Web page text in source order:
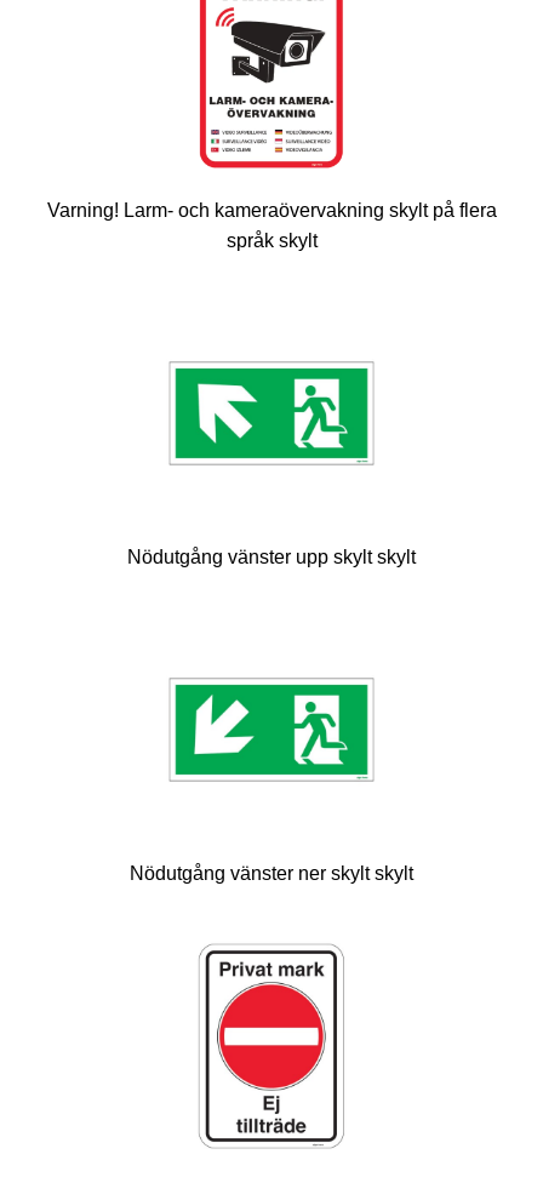
Varning! Larm- och kameraövervakning skylt på flera
språk skylt
Nödutgång vänster upp skylt skylt
Nödutgång vänster ner skylt skylt